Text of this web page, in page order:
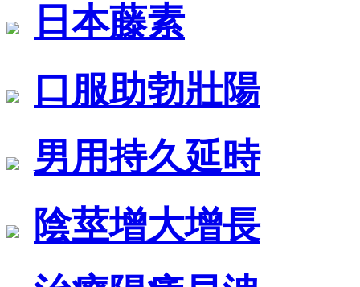
日本藤素
口服助勃壯陽
男用持久延時
陰莖增大增長